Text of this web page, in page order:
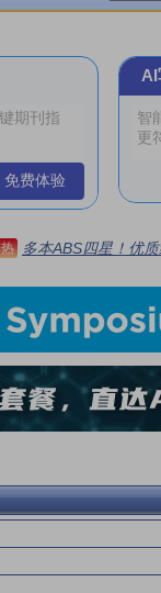
免费体验
AI
热 多本ABS四星！优